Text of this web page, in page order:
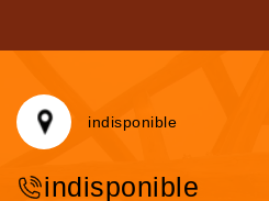
indisponible
indisponible